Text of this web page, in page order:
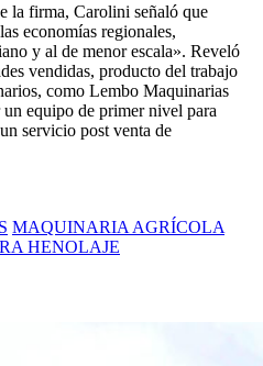
la firma, Carolini señaló que
economías regionales,
y al de menor escala». Reveló
vendidas, producto del trabajo
como Lembo Maquinarias
equipo de primer nivel para
servicio post venta de
MAQUINARIA AGRÍCOLA
HENOLAJE